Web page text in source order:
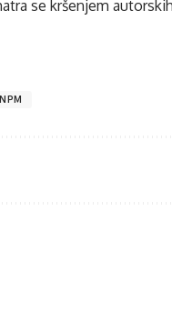
se kršenjem
NPM